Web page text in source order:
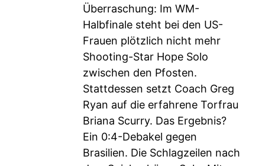
Überraschung: Im WM-
Halbfinale steht bei den US-
Frauen plötzlich nicht mehr
Shooting-Star Hope Solo
zwischen den Pfosten.
Stattdessen setzt Coach Greg
Ryan auf die erfahrene Torfrau
Briana Scurry. Das Ergebnis?
Ein 0:4-Debakel gegen
Brasilien. Die Schlagzeilen nach